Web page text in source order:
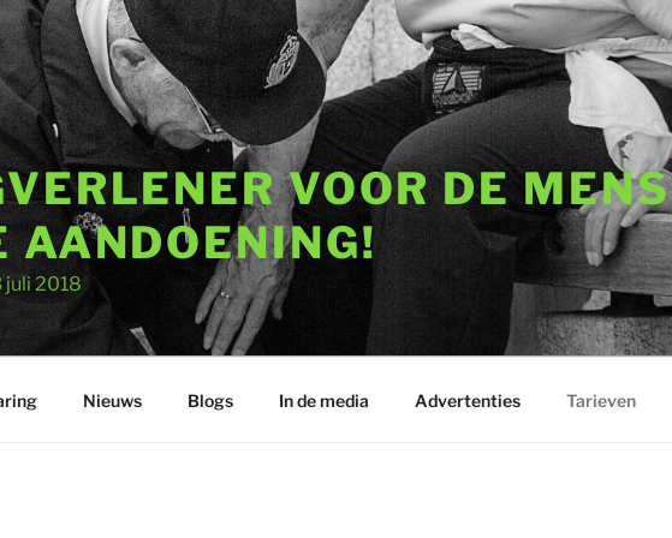
VOOR DE MENS
AANDOENING!
juli 2018
Nieuws Blogs In de media Advertenties Tarieven